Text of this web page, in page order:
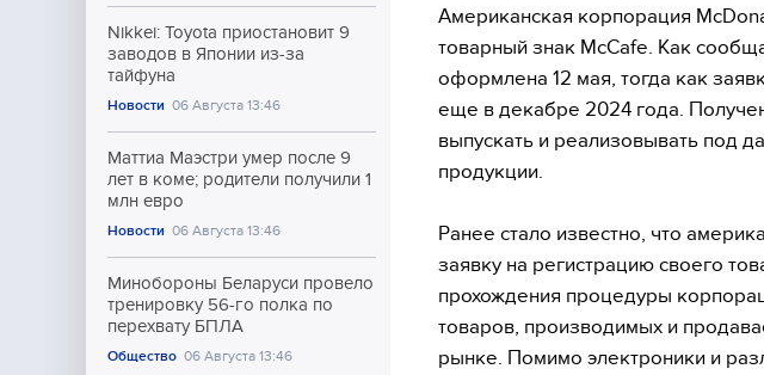
Nikkei: Toyota приостановит 9
заводов в Японии из-за
тайфуна
Новости 06 Августа 13:46
Маттиа Маэстри умер после 9
лет в коме; родители получили 1
млн евро
Новости 06 Августа 13:46
Минобороны Беларуси провело
тренировку 56-го полка по
перехвату БПЛА
Общество 06 Августа 13:46
Американская корпорация
товарный знак McCafe. Как
оформлена 12 мая, тогда как
еще в декабре 2024 года.
выпускать и реализовывать под
продукции.
Ранее стало известно, что
заявку на регистрацию своего
прохождения процедуры
товаров, производимых и
рынке. Помимо электроники и